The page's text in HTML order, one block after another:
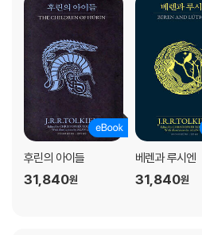
10 깨어진 우정
후린의 아이들
31,840원
베렌과 루시엔
31,840원